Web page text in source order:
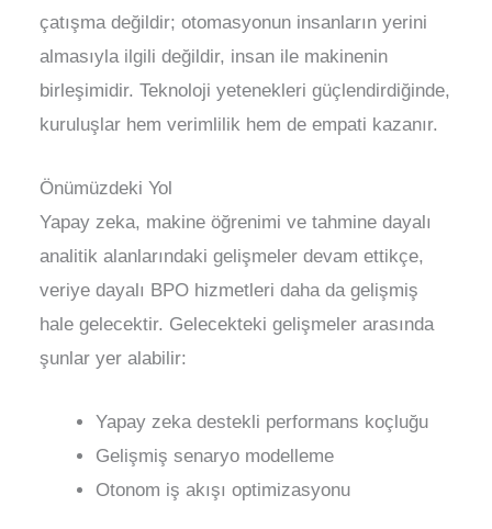
çatışma değildir; otomasyonun insanların yerini
almasıyla ilgili değildir, insan ile makinenin
birleşimidir. Teknoloji yetenekleri güçlendirdiğinde,
kuruluşlar hem verimlilik hem de empati kazanır.
Önümüzdeki Yol
Yapay zeka, makine öğrenimi ve tahmine dayalı
analitik alanlarındaki gelişmeler devam ettikçe,
veriye dayalı BPO hizmetleri daha da gelişmiş
hale gelecektir. Gelecekteki gelişmeler arasında
şunlar yer alabilir:
Yapay zeka destekli performans koçluğu
Gelişmiş senaryo modelleme
Otonom iş akışı optimizasyonu